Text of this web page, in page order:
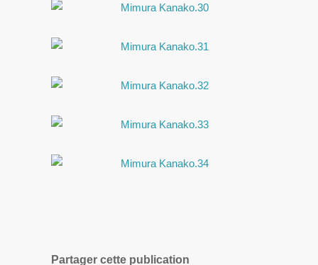
Partager cette publication